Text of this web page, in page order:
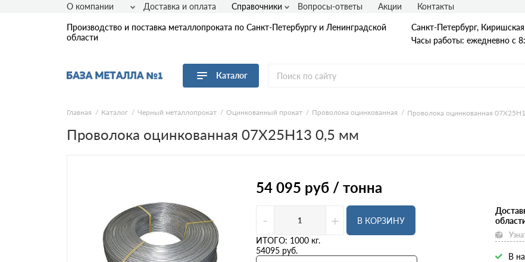
Производство и поставка металлопроката по Санкт-Петербургу и Ленинградской
области
Санкт-Петербург,
Часы работы: ежедневно с
Каталог
Перейти в каталог
Арматура
Фасонный прокат
Оцинкованный прокат
Рулонная сталь
Винтовые сваи
Гладкая А1
A400
25Г2С
А500С
Для фундамента
Композитная арматура
О компании Доставка и оплата Справочники Вопросы-ответы Акции Контакты
Главная Каталог Черный металлопрокат Оцинкованный прокат Проволока оцинкованная Проволока оцинкованная
Проволока оцинкованная 07Х25Н13 0,5 мм
54 095 руб / тонна
- +
В КОРЗИНУ
ИТОГО: 1000 кг.
54095 руб.
В